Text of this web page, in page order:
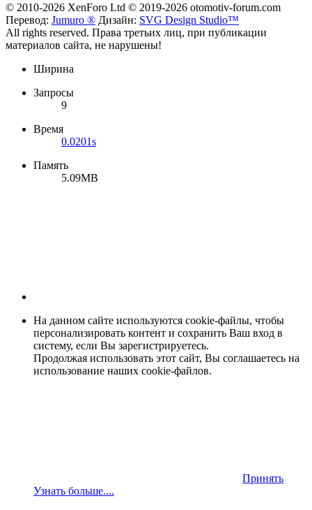
© 2010-2026 XenForo Ltd © 2019-2026 otomotiv-forum.com
Перевод: Jumuro ® Дизайн: SVG Design Studio™
All rights reserved. Права третьих лиц, при публикации
материалов сайта, не нарушены!
Ширина
Запросы
9
Время
0.0201s
Память
5.09MB
На данном сайте используются cookie-файлы, чтобы
персонализировать контент и сохранить Ваш вход в
систему, если Вы зарегистрируетесь.
Продолжая использовать этот сайт, Вы соглашаетесь на
использование наших cookie-файлов.
Принять
Узнать больше....